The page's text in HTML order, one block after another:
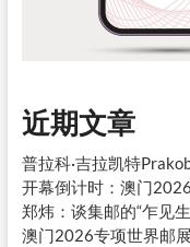
近期文章
普拉科·吉拉凯特
开幕倒计时：澳门
郑炜：谈集邮的“乍见
澳门2026专项世界邮